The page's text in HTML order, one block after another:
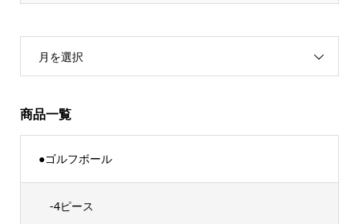
月を選択
商品一覧
●ゴルフボール
-4ピース